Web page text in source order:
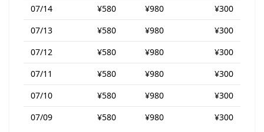
07/14
¥580 ¥980
¥300
07/13
¥580 ¥980
¥300
07/12
¥580 ¥980
¥300
07/11
¥580 ¥980
¥300
07/10
¥580 ¥980
¥300
07/09
¥580 ¥980 ¥300